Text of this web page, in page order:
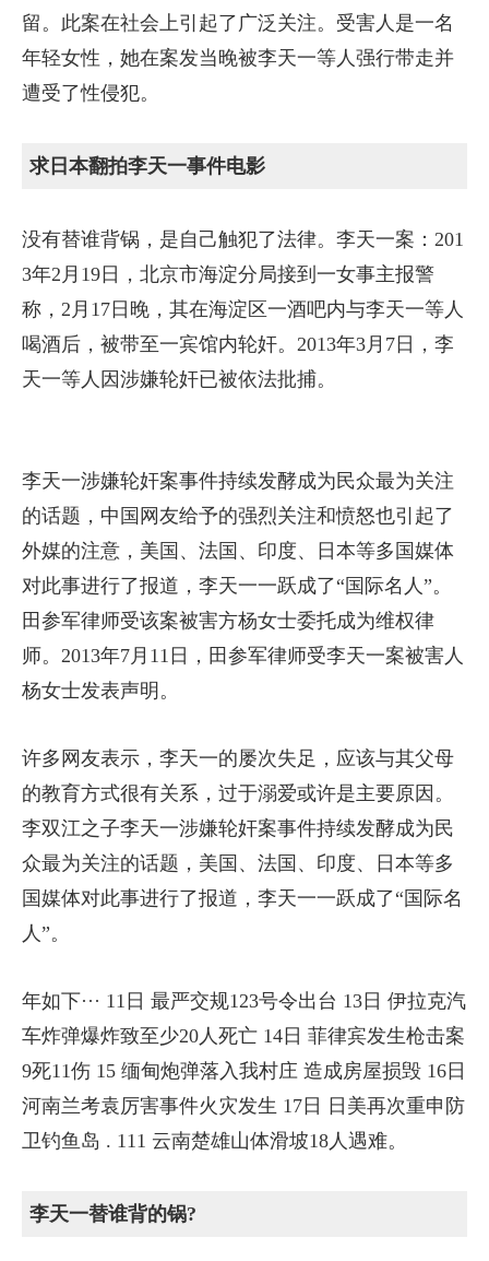
留。此案在社会上引起了广泛关注。受害人是一名
年轻女性，她在案发当晚被李天一等人强行带走并
遭受了性侵犯。
求日本翻拍李天一事件电影
没有替谁背锅，是自己触犯了法律。李天一案：201
3年2月19日，北京市海淀分局接到一女事主报警
称，2月17日晚，其在海淀区一酒吧内与李天一等人
喝酒后，被带至一宾馆内轮奸。2013年3月7日，李
天一等人因涉嫌轮奸已被依法批捕。
李天一涉嫌轮奸案事件持续发酵成为民众最为关注
的话题，中国网友给予的强烈关注和愤怒也引起了
外媒的注意，美国、法国、印度、日本等多国媒体
对此事进行了报道，李天一一跃成了“国际名人”。
田参军律师受该案被害方杨女士委托成为维权律
师。2013年7月11日，田参军律师受李天一案被害人
杨女士发表声明。
许多网友表示，李天一的屡次失足，应该与其父母
的教育方式很有关系，过于溺爱或许是主要原因。
李双江之子李天一涉嫌轮奸案事件持续发酵成为民
众最为关注的话题，美国、法国、印度、日本等多
国媒体对此事进行了报道，李天一一跃成了“国际名
人”。
年如下··· 11日 最严交规123号令出台 13日 伊拉克汽
车炸弹爆炸致至少20人死亡 14日 菲律宾发生枪击案
9死11伤 15 缅甸炮弹落入我村庄 造成房屋损毁 16日
河南兰考袁厉害事件火灾发生 17日 日美再次重申防
卫钓鱼岛 . 111 云南楚雄山体滑坡18人遇难。
李天一替谁背的锅?